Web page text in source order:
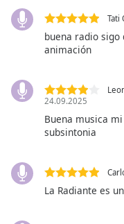
subtitles
settings
dialog
subtitles
selected
in-
Picture
Fullscreen
Tati
buena radio sigo
animación
24.09.2025
Buena musica
subsintonia
La Radiante es